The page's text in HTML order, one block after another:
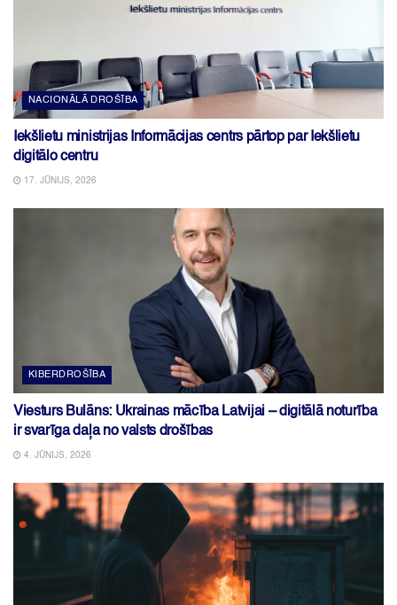
NACIONĀLĀ DROŠĪBA
Iekšlietu ministrijas Informācijas centrs pārtop par Iekšlietu
digitālo centru
17. JŪNIJS, 2026
KIBERDROŠĪBA
Viesturs Bulāns: Ukrainas mācība Latvijai – digitālā noturība
ir svarīga daļa no valsts drošības
4. JŪNIJS, 2026